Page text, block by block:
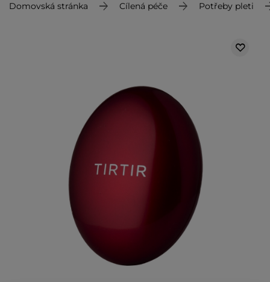
Domovská stránka Cílená péče Potřeby pleti